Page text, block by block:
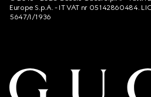
Europe S.p.A. - IT VAT nr 05142860484.
5647/I/1936